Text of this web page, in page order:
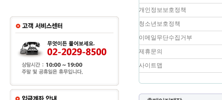
개인정보보호정책
청소년보호정책
이메일무단수집거부
제휴문의
사이트맵